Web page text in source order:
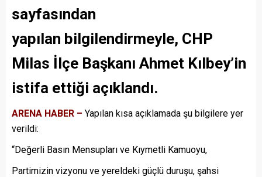
sayfasından
yapılan bilgilendirmeyle, CHP
Milas İlçe Başkanı Ahmet Kılbey’in
istifa ettiği açıklandı.
ARENA HABER – Yapılan kısa açıklamada şu bilgilere yer
verildi:
“Değerli Basın Mensupları ve Kıymetli Kamuoyu,
Partimizin vizyonu ve yereldeki güçlü duruşu, şahsi